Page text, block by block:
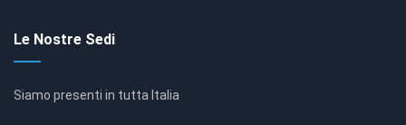
Le Nostre Sedi
Siamo presenti in tutta Italia